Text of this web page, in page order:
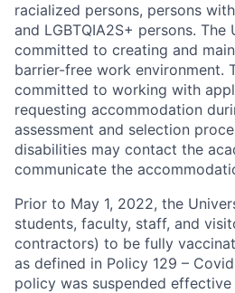
racialized persons, persons
and LGBTQIA2S+ persons. The
committed to creating and
barrier-free work environment.
committed to working with
requesting accommodation
assessment and selection
disabilities may contact the
communicate the
Prior to May 1, 2022, the
students, faculty, staff, and
contractors) to be fully
as defined in Policy 129 –
policy was suspended